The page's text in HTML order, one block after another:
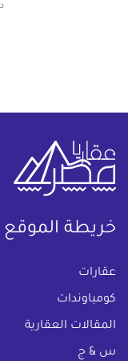
خريطة الموقع
عقارات
كومباوندات
المقالات العقارية
س & ج